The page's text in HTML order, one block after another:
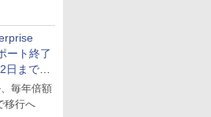
ート終了
日まで
販売
毎年倍額
移行へ